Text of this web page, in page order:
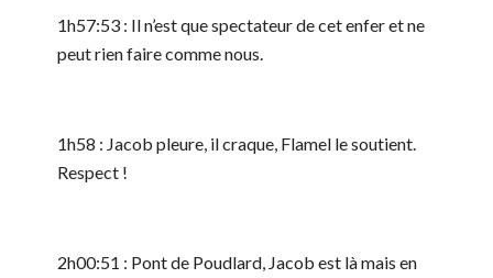
1h57:53 : Il n’est que spectateur de cet enfer et ne
peut rien faire comme nous.
1h58 : Jacob pleure, il craque, Flamel le soutient.
Respect !
2h00:51 : Pont de Poudlard, Jacob est là mais en